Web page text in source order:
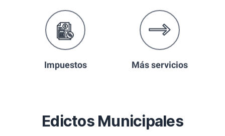
Impuestos Más servicios
Edictos Municipales